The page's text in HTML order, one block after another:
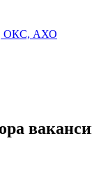
ОКС, АХО